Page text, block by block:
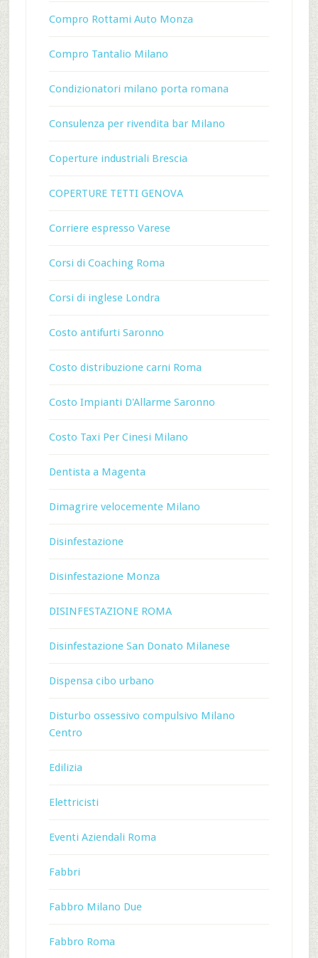
Compro Rottami Auto Monza
Compro Tantalio Milano
Condizionatori milano porta romana
Consulenza per rivendita bar Milano
Coperture industriali Brescia
COPERTURE TETTI GENOVA
Corriere espresso Varese
Corsi di Coaching Roma
Corsi di inglese Londra
Costo antifurti Saronno
Costo distribuzione carni Roma
Costo Impianti D'Allarme Saronno
Costo Taxi Per Cinesi Milano
Dentista a Magenta
Dimagrire velocemente Milano
Disinfestazione
Disinfestazione Monza
DISINFESTAZIONE ROMA
Disinfestazione San Donato Milanese
Dispensa cibo urbano
Disturbo ossessivo compulsivo Milano
Centro
Edilizia
Elettricisti
Eventi Aziendali Roma
Fabbri
Fabbro Milano Due
Fabbro Roma